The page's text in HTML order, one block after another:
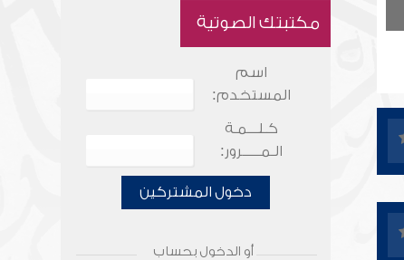
مكتبتك الصوتية
اسم
المستخدم:
كـلـــمـة
الـمـــــرور:
دخول المشتركين
أو الدخول بحساب